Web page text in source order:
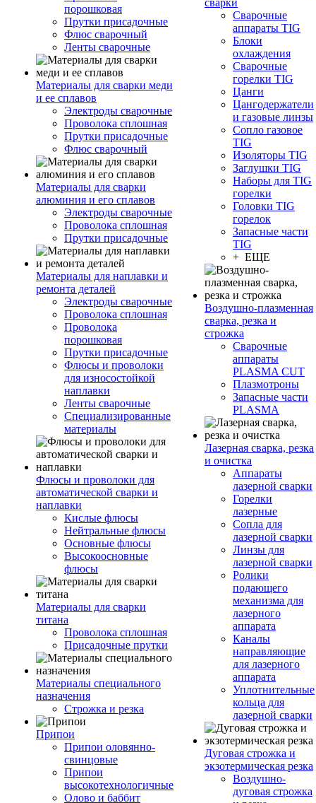
порошковая
Прутки присадочные
Флюс сварочный
Ленты сварочные
Материалы для сварки меди
и ее сплавов
Электроды сварочные
Проволока сплошная
Прутки присадочные
Флюс сварочный
Материалы для сварки
алюминия и его сплавов
Электроды сварочные
Проволока сплошная
Прутки присадочные
Материалы для наплавки и
ремонта деталей
Электроды сварочные
Проволока сплошная
Проволока
порошковая
Прутки присадочные
Флюсы и проволоки
для износостойкой
наплавки
Ленты сварочные
Специализированные
материалы
Флюсы и проволоки для
автоматической сварки и
наплавки
Кислые флюсы
Нейтральные флюсы
Основные флюсы
Высокоосновные
флюсы
Материалы для сварки
титана
Проволока сплошная
Присадочные прутки
Материалы специального
назначения
Строжка и резка
Припои
Припои оловянно-
свинцовые
Припои
высокотехнологичные
Олово и баббит
сварки
Сварочные
аппараты TIG
Блоки
охлаждения
Сварочные
горелки TIG
Цанги
Цангодержатели
и газовые линзы
Сопло газовое
TIG
Изоляторы TIG
Заглушки TIG
Наборы для TIG
горелки
Головки TIG
горелок
Запасные части
TIG
+ ЕЩЕ
Воздушно-плазменная
сварка, резка и
строжка
Сварочные
аппараты
PLASMA CUT
Плазмотроны
Запасные части
PLASMA
Лазерная сварка, резка
и очистка
Аппараты
лазерной сварки
Горелки
лазерные
Сопла для
лазерной сварки
Линзы для
лазерной сварки
Ролики
подающего
механизма для
лазерного
аппарата
Каналы
направляющие
для лазерного
аппарата
Уплотнительные
кольца для
лазерной сварки
Дуговая строжка и
экзотермическая резка
Воздушно-
дуговая строжка